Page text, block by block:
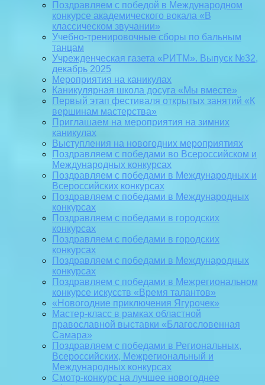
Поздравляем с победой в Международном
конкурсе академического вокала «В
классическом звучании»
Учебно-тренировочные сборы по бальным
танцам
Учрежденческая газета «РИТМ». Выпуск №32,
декабрь 2025
Мероприятия на каникулах
Каникулярная школа досуга «Мы вместе»
Первый этап фестиваля открытых занятий «К
вершинам мастерства»
Приглашаем на мероприятия на зимних
каникулах
Выступления на новогодних мероприятиях
Поздравляем с победами во Всероссийском и
Международных конкурсах
Поздравляем с победами в Международных и
Всероссийских конкурсах
Поздравляем с победами в Международных
конкурсах
Поздравляем с победами в городских
конкурсах
Поздравляем с победами в городских
конкурсах
Поздравляем с победами в Международных
конкурсах
Поздравляем с победами в Межрегиональном
конкурсе искусств «Время талантов»
«Новогодние приключения Ягурочек»
Мастер-класс в рамках областной
православной выставки «Благословенная
Самара»
Поздравляем с победами в Региональных,
Всероссийских, Межрегиональный и
Международных конкурсах
Смотр-конкурс на лучшее новогоднее